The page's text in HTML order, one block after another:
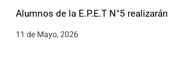
Alumnos de la E.P.E.T N°5
11 de Mayo, 2026